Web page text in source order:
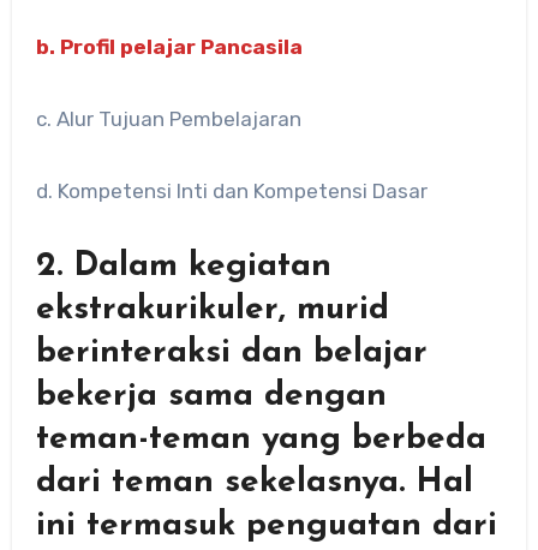
b. Profil pelajar Pancasila
c. Alur Tujuan Pembelajaran
d. Kompetensi Inti dan Kompetensi Dasar
2. Dalam kegiatan
ekstrakurikuler, murid
berinteraksi dan belajar
bekerja sama dengan
teman-teman yang berbeda
dari teman sekelasnya. Hal
ini termasuk penguatan dari